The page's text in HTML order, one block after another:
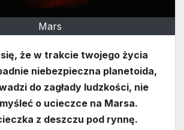
Mars
że w trakcie twojego życia
niebezpieczna planetoida,
do zagłady ludzkości, nie
o ucieczce na Marsa.
z deszczu pod rynnę.